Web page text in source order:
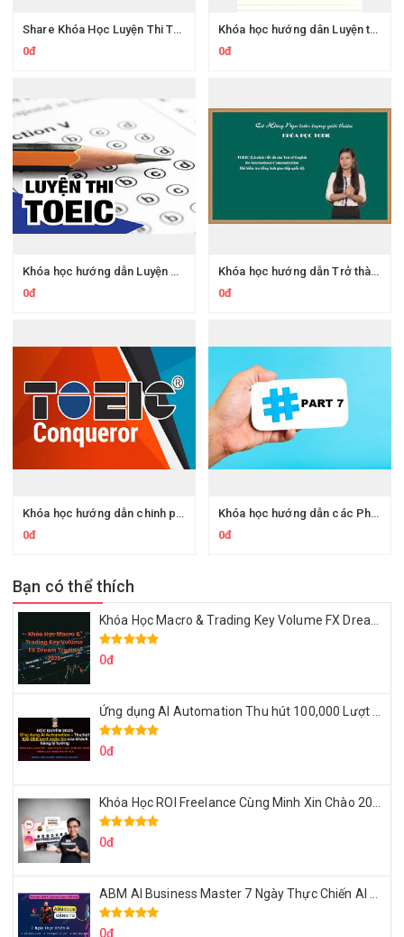
Share Khóa Học Luyện Thi TOEIC - Nghe- Đọc Mục tiêu 450-600+ Của Cô Mai Phương
0đ
Khóa học hướng dân Luyện thi TOEIC mục tiêu 450-650+
0đ
Khóa học hướng dẫn Luyện TOEIC cấp tốc mục tiêu 650-800+
0đ
Khóa học hướng dẫn Trở thành cao thủ Toeic sau 9 giờ học online
0đ
Khóa học hướng dẫn chinh phục toeic - 30 days for 800 TOEIC Listening
0đ
Khóa học hướng dẫn các Phương pháp chọn đáp án chính xác cho TOEIC Part 7
0đ
Bạn có thể thích
0đ
0đ
0đ
0đ